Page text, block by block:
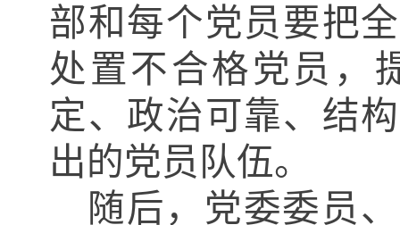
部和每个党员要把
处置不合格党员，
定、政治可靠、结
出的党员队伍。
随后，党委委员